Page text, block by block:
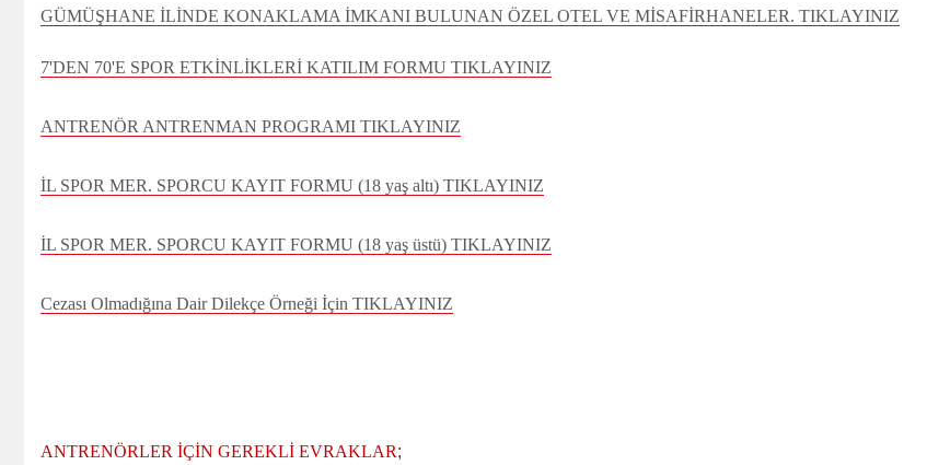
GÜMÜŞHANE İLİNDE KONAKLAMA İMKANI BULUNAN ÖZEL OTEL VE MİSAFİRHANELER. TIKLAYINIZ
7'DEN 70'E SPOR ETKİNLİKLERİ KATILIM FORMU TIKLAYINIZ
ANTRENÖR ANTRENMAN PROGRAMI TIKLAYINIZ
İL SPOR MER. SPORCU KAYIT FORMU (18 yaş altı) TIKLAYINIZ
İL SPOR MER. SPORCU KAYIT FORMU (18 yaş üstü) TIKLAYINIZ
Cezası Olmadığına Dair Dilekçe Örneği İçin TIKLAYINIZ
ANTRENÖRLER İÇİN GEREKLİ EVRAKLAR;